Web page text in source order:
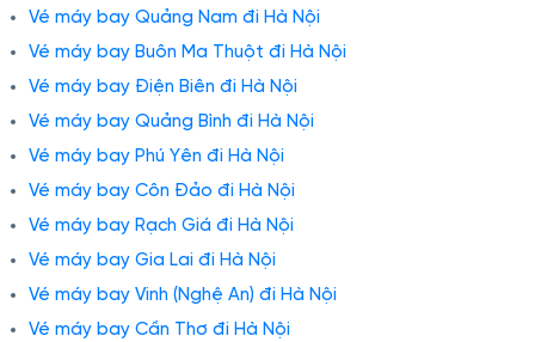
Vé máy bay Quảng Nam đi Hà Nội
Vé máy bay Buôn Ma Thuột đi Hà Nội
Vé máy bay Điện Biên đi Hà Nội
Vé máy bay Quảng Bình đi Hà Nội
Vé máy bay Phú Yên đi Hà Nội
Vé máy bay Côn Đảo đi Hà Nội
Vé máy bay Rạch Giá đi Hà Nội
Vé máy bay Gia Lai đi Hà Nội
Vé máy bay Vinh (Nghệ An) đi Hà Nội
Vé máy bay Cần Thơ đi Hà Nội